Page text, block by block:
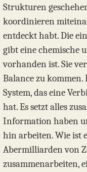
Strukturen
koordinieren
entdeckt habt. Die
gibt eine chemische
vorhanden ist. Sie
Balance zu kommen.
System, das eine
hat. Es setzt alles
Information haben
hin arbeiten. Wie ist
Abermilliarden von
zusammenarbeiten,